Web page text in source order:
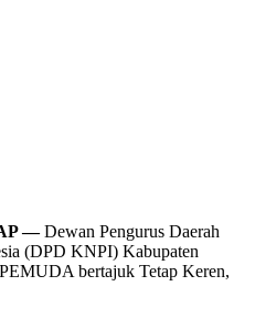
—Dewan Pengurus Daerah
(DPD KNPI) Kabupaten
bertajuk Tetap Keren,